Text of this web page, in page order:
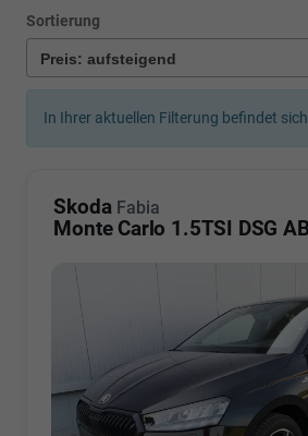
Sortierung
In Ihrer aktuellen Filterung befindet sich
Skoda Fabia